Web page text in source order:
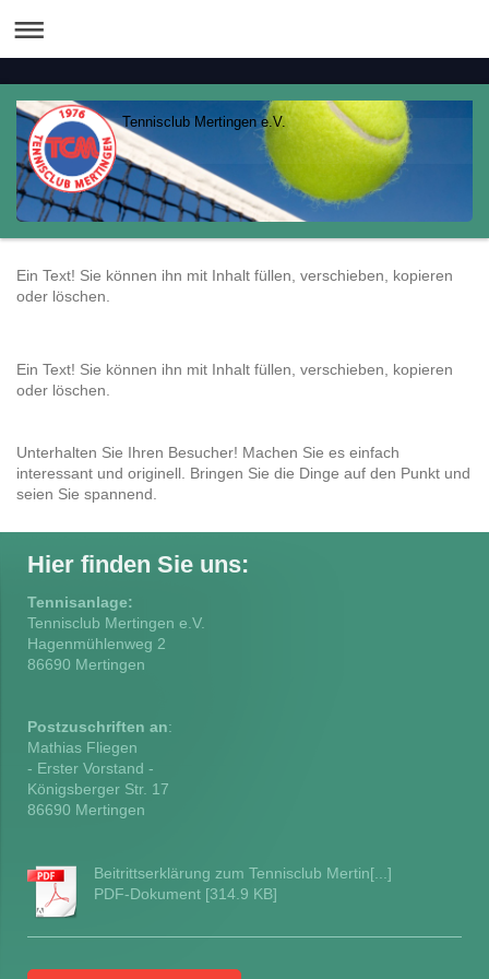
Tennisclub Mertingen e.V.
Ein Text! Sie können ihn mit Inhalt füllen, verschieben, kopieren
oder löschen.
Ein Text! Sie können ihn mit Inhalt füllen, verschieben, kopieren
oder löschen.
Unterhalten Sie Ihren Besucher! Machen Sie es einfach
interessant und originell. Bringen Sie die Dinge auf den Punkt und
seien Sie spannend.
Hier finden Sie uns:
Tennisanlage:
Tennisclub Mertingen e.V.
Hagenmühlenweg 2
86690 Mertingen
Postzuschriften an:
Mathias Fliegen
- Erster Vorstand -
Königsberger Str. 17
86690 Mertingen
Beitrittserklärung zum Tennisclub Mertin[...]
PDF-Dokument [314.9 KB]